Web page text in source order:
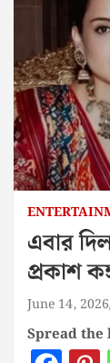
এবার
প্রকাশ
June 14, 2026
Spread the